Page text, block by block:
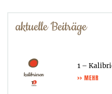
aktuelle Beiträge
1 –
>> MEHR